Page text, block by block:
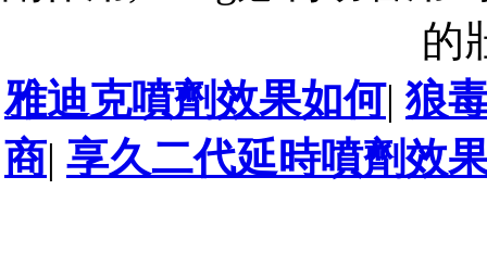
的
雅迪克噴劑效果如何|狼
商| 享久二代延時噴劑效